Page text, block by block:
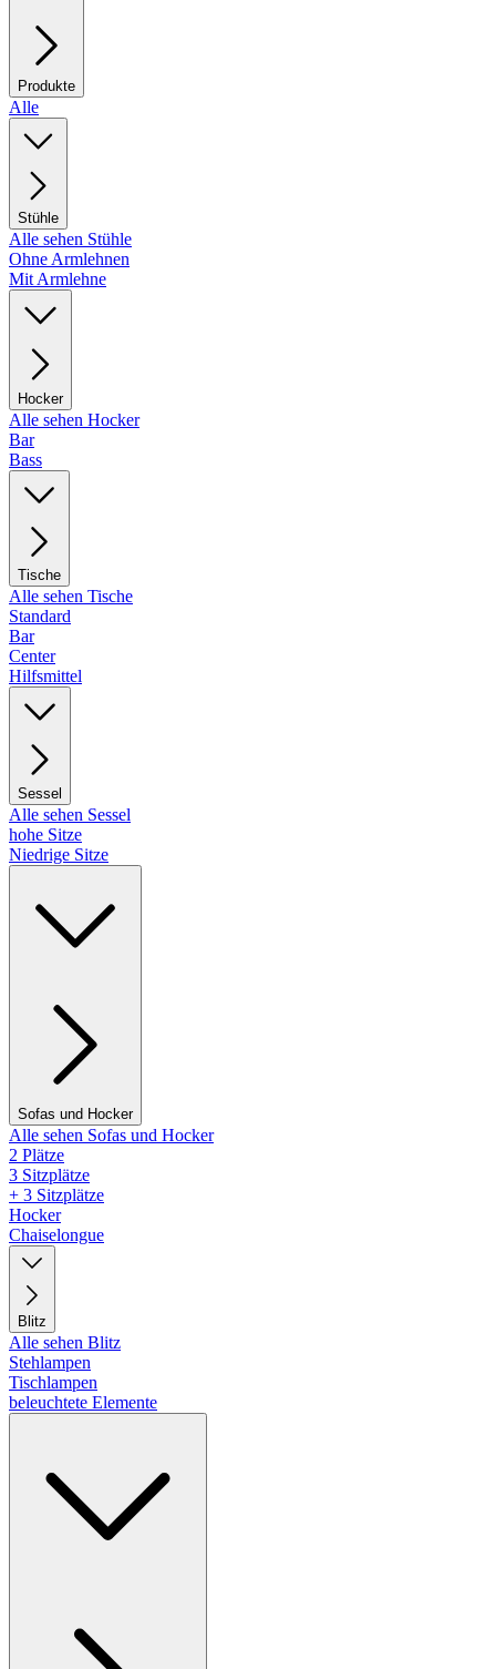
Produkte
Alle
Stühle
Alle sehen Stühle
Ohne Armlehnen
Mit Armlehne
Hocker
Alle sehen Hocker
Bar
Bass
Tische
Alle sehen Tische
Standard
Bar
Center
Hilfsmittel
Sessel
Alle sehen Sessel
hohe Sitze
Niedrige Sitze
Sofas und Hocker
Alle sehen Sofas und Hocker
2 Plätze
3 Sitzplätze
+ 3 Sitzplätze
Hocker
Chaiselongue
Blitz
Alle sehen Blitz
Stehlampen
Tischlampen
beleuchtete Elemente